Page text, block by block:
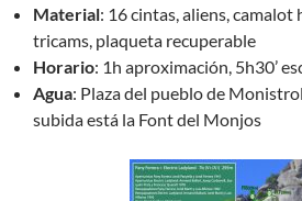
Material: 16 cintas, aliens, camalot
tricams, plaqueta recuperable
Horario: 1h aproximación, 5h30’
Agua: Plaza del pueblo de
subida está la Font del Monjos